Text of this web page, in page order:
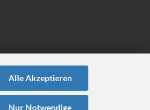
Alle Akzeptieren
Nur Notwendige